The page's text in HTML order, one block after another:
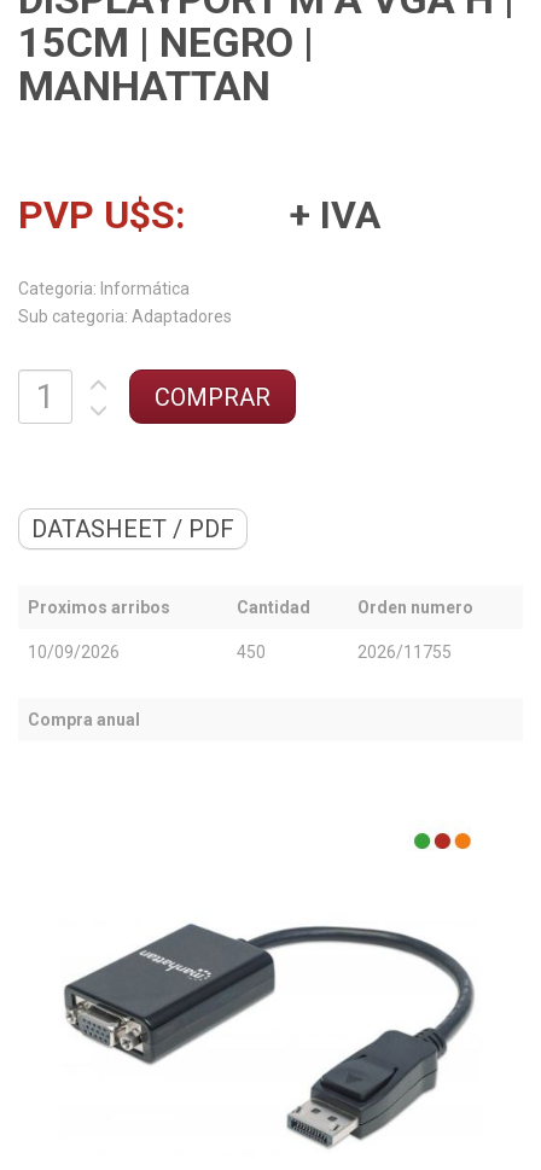
15CM | NEGRO |
MANHATTAN
PVP U$S: + IVA
Categoria:
Sub categoria:
DATASHEET / PDF
Proximos arribos Cantidad Orden numero
10/09/2026 450 2026/11755
Compra anual